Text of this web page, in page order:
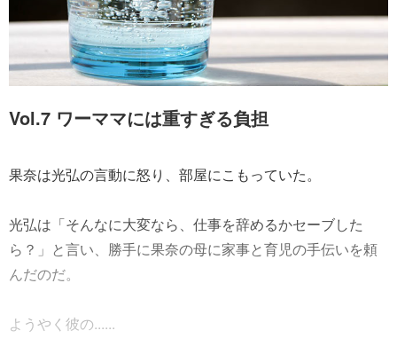
Vol.7 ワーママには重すぎる負担
果奈は光弘の言動に怒り、部屋にこもっていた。
光弘は「そんなに大変なら、仕事を辞めるかセーブした
ら？」と言い、勝手に果奈の母に家事と育児の手伝いを頼
んだのだ。
ようやく彼の......